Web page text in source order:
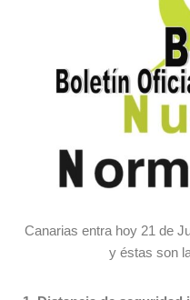
Canarias entra hoy 21 de
y éstas son